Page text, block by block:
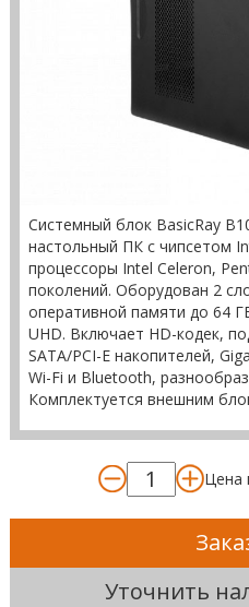
Системный блок BasicRay
настольный ПК с чипсетом
процессоры Intel Celeron,
поколений. Оборудован 2
оперативной памяти до 64
UHD. Включает HD-кодек,
SATA/PCI-E накопителей,
Wi-Fi и Bluetooth,
Комплектуется внешним
Цена
Уточнить